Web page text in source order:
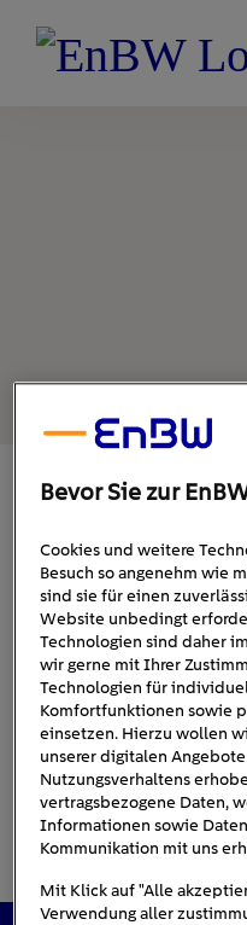
aptera-
Bevor Sie zur
Cookies und weitere
Besuch so angenehm wie
sind sie für einen
Website unbedingt
Technologien sind daher
wir gerne mit Ihrer
Technologien für
Komfortfunktionen sowie
einsetzen. Hierzu wollen
unserer digitalen
Nutzungsverhaltens
vertragsbezogene Daten,
Informationen sowie
Kommunikation mit uns
Mit Klick auf "Alle
Verwendung aller